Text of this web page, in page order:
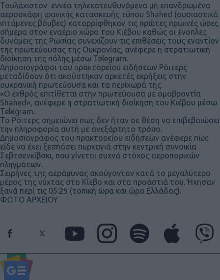
Τουλάχιστον εννέα τηλεκατευθυνόμενα μη επανδρωμένα
αεροσκάφη ιρανικής κατασκευής τύπου Shahed (ουσιαστικά
ιπτάμενες βόμβες) καταρρίφθηκαν τις πρώτες πρωινές ώρες
σήμερα στον εναέριο χώρο του Κιέβου καθώς οι ένοπλες
δυνάμεις της Ρωσίας συνεχίζουν τις επιθέσεις τους εναντίον
της πρωτεύουσας της Ουκρανίας, ανέφερε η στρατιωτική
διοίκηση της πόλης μέσω Telegram.
Δημοσιογράφοι του πρακτορείου ειδήσεων Ρόιτερς
μεταδίδουν ότι ακούστηκαν αρκετές εκρήξεις στην
ουκρανική πρωτεύουσα και τα περίχωρά της.
«Ο εχθρός επιτίθεται στην πρωτεύουσα με ομοβροντία
Shahed», ανέφερε η στρατιωτική διοίκηση του Κιέβου μέσω
Telegram.
Το Ρόιτερς σημειώνει πως δεν ήταν σε θέση να επιβεβαιώσει
την πληροφορία αυτή με ανεξάρτητο τρόπο.
Δημοσιογράφος του πρακτορείου ειδήσεων ανέφερε πως
είδε να έχει ξεσπάσει πυρκαγιά στην κεντρική συνοικία
Σεβτσενκίβσκι, που γίνεται συχνά στόχος αεροπορικών
πληγμάτων.
Σειρήνες της αεράμυνας ακούγονταν κατά το μεγαλύτερο
μέρος της νύχτας στο Κίεβο και στα προάστιά του. Ήχησαν
ξανά περί τις 05:25 (τοπική ώρα και ώρα Ελλάδας).
ΦΩΤΟ ΑΡΧΕΙΟΥ